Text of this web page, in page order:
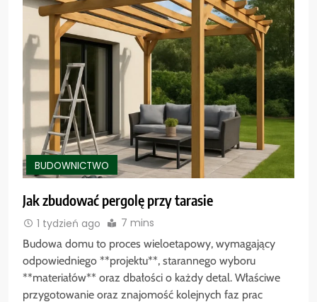
BUDOWNICTWO
Jak zbudować pergolę przy tarasie
1 tydzień ago 7 mins
Budowa domu to proces wieloetapowy, wymagający
odpowiedniego **projektu**, starannego wyboru
**materiałów** oraz dbałości o każdy detal. Właściwe
przygotowanie oraz znajomość kolejnych faz prac